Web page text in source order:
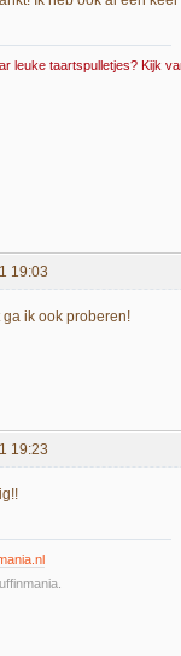
leuke taartspulletjes? Kijk
19:03
ga ik ook proberen!
19:23